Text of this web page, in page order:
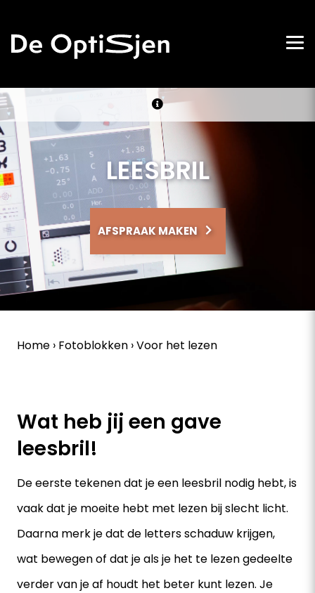
LEESBRIL
AFSPRAAK MAKEN
Home › Fotoblokken ›Voor het lezen
Wat heb jij een gave
leesbril!
De eerste tekenen dat je een leesbril nodig hebt, is
vaak dat je moeite hebt met lezen bij slecht licht.
Daarna merk je dat de letters schaduw krijgen,
wat bewegen of dat je als je het te lezen gedeelte
verder van je af houdt het beter kunt lezen. Je